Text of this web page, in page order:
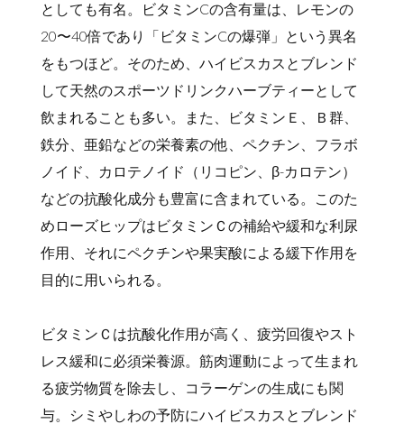
としても有名。ビタミンCの含有量は、レモンの
20〜40倍であり「ビタミンCの爆弾」という異名
をもつほど。そのため、ハイビスカスとブレンド
して天然のスポーツドリンクハーブティーとして
飲まれることも多い。また、ビタミンＥ、Ｂ群、
鉄分、亜鉛などの栄養素の他、ペクチン、フラボ
ノイド、カロテノイド（リコピン、β-カロテン）
などの抗酸化成分も豊富に含まれている。このた
めローズヒップはビタミンＣの補給や緩和な利尿
作用、それにペクチンや果実酸による緩下作用を
目的に用いられる。
ビタミンＣは抗酸化作用が高く、疲労回復やスト
レス緩和に必須栄養源。筋肉運動によって生まれ
る疲労物質を除去し、コラーゲンの生成にも関
与。シミやしわの予防にハイビスカスとブレンド